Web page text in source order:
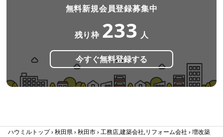
無料新規会員登録募集中
残り枠 233 人
今すぐ無料登録する
ハウミルトップ 秋田県 秋田市 工務店,建築会社,リフォーム会社 増改築,全